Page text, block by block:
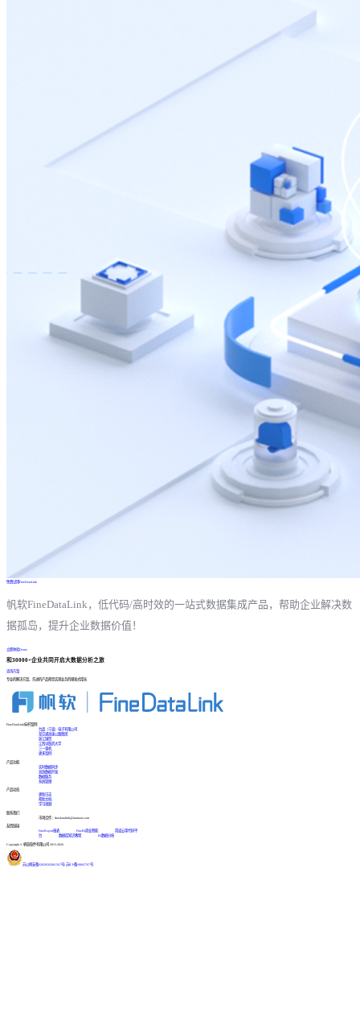
免费试用FineDataLink
帆软FineDataLink，低代码/高时效的一站式数据集成产品，帮助企业解决数
据孤岛，提升企业数据价值！
立即体验Demo
和30000+企业共同开启大数据分析之旅
咨询方案
专业的解决方案、先进的产品帮您实现业务的爆发式增长
FineDataLink标杆案例
台晶（宁波）电子有限公司
某交通高速公路集团
浙江国贸
江西中医药大学
三一重机
更多案例
产品功能
实时数据同步
高效数据开发
数据服务
系统管理
产品动态
更新日志
帮助文档
学习视频
联系我们
市场合作：finedatalink@fanruan.com
友情链接
FineReport报表
FineBI商业智能
简道云零代码平
台
数据库知识教程 BI数据分析
Copyright © 帆软软件有限公司 2015-2026
苏公网安备32020502001567号| 苏ICP备18065767号